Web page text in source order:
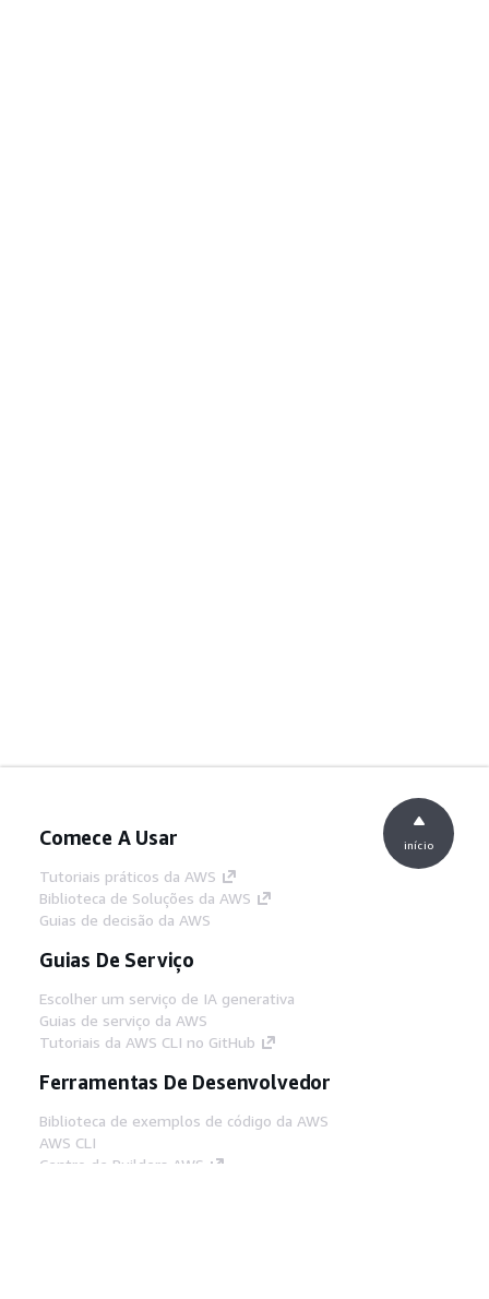
Comece A Usar
Tutoriais práticos da AWS
Biblioteca de Soluções da AWS
Guias de decisão da AWS
Guias De Serviço
Escolher um serviço de IA generativa
Guias de serviço da AWS
Tutoriais da AWS CLI no GitHub
Ferramentas De Desenvolvedor
Biblioteca de exemplos de código da AWS
AWS CLI
Centro de Builders AWS
início